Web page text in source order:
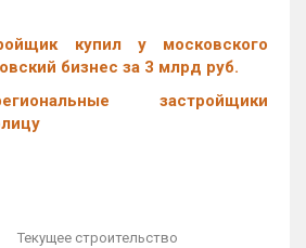
купил у московского
бизнес за 3 млрд руб.
застройщики
Текущее строительство